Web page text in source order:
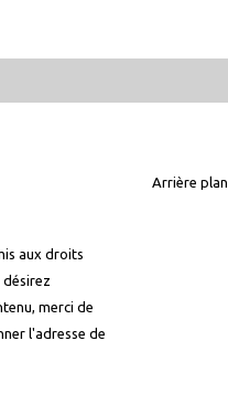
aux droits
désirez
merci de
l'adresse de
Arrière plan